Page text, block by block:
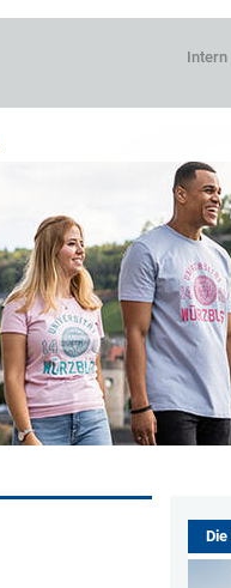
Intern